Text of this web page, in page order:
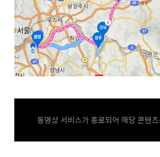
동영상 서비스가 종료되어 해당 콘텐